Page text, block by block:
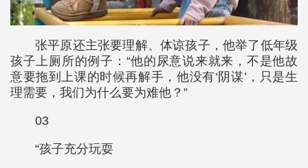
张平原还主张要理解、体谅孩子，他举了低年级
孩子上厕所的例子：“他的尿意说来就来，不是他故
意要拖到上课的时候再解手，他没有‘阴谋’，只是生
理需要，我们为什么要为难他？”
03
“孩子充分玩耍